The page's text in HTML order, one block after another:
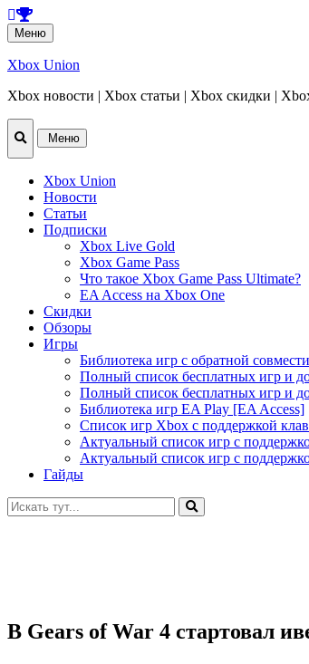
Меню Перейти
к
содержанию
Xbox Union
Xbox новости | Xbox статьи | Xbox скидки |
Меню к
Xbox Union
Новости
Статьи
Подписки
Xbox Live Gold
Xbox Game Pass
Что такое Xbox Game Pass Ultimate?
EA Access на Xbox One
Скидки
Обзоры
Игры
Библиотека игр с обратной
Полный список бесплатных игр и
Полный список бесплатных игр и
Библиотека игр EA Play [EA Access]
Список игр Xbox c поддержкой
Актуальный список игр с
Актуальный список игр с
Гайды
Искать:
В Gears of War 4 стартовал